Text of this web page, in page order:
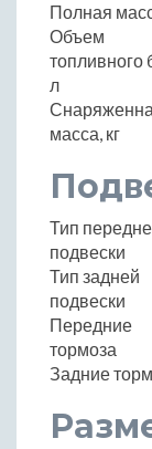
Полная
Объем
топливного
л
масса, кг
Тип
подвески
Тип задней
подвески
Передние
тормоза
Задние